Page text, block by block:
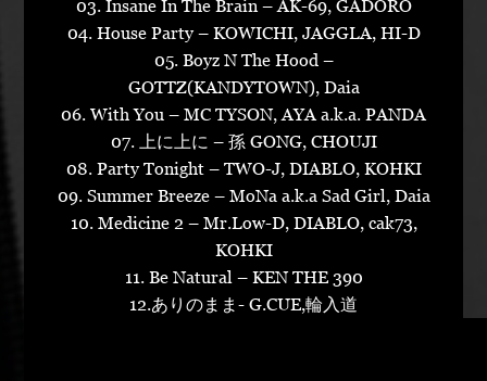
03. Insane In The Brain – AK-69, GADORO
04. House Party – KOWICHI, JAGGLA, HI-D
05. Boyz N The Hood –
GOTTZ(KANDYTOWN), Daia
06. With You – MC TYSON, AYA a.k.a. PANDA
07. 上に上に – 孫 GONG, CHOUJI
08. Party Tonight – TWO-J, DIABLO, KOHKI
09. Summer Breeze – MoNa a.k.a Sad Girl, Daia
10. Medicine 2 – Mr.Low-D, DIABLO, cak73,
KOHKI
11. Be Natural – KEN THE 390
12.ありのまま- G.CUE,輪入道